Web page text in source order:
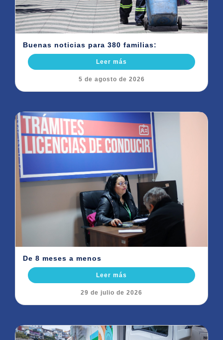
Buenas noticias para 380 familias:
Leer más
5 de agosto de 2026
De 8 meses a menos
Leer más
29 de julio de 2026